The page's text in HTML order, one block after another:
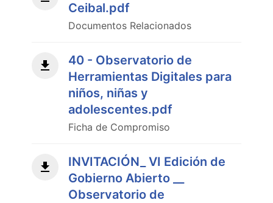
Ceibal.pdf
Documentos Relacionados
40 - Observatorio de
Herramientas Digitales para
niños, niñas y
adolescentes.pdf
Ficha de Compromiso
INVITACIÓN_ VI Edición de
Gobierno Abierto __
Observatorio de